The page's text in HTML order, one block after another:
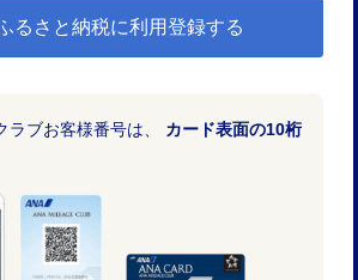
るさと納税に利用登録する
ラブお客様番号は、 カード表面の10桁